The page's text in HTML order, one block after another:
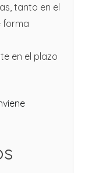
tanto en el
forma
en el plazo